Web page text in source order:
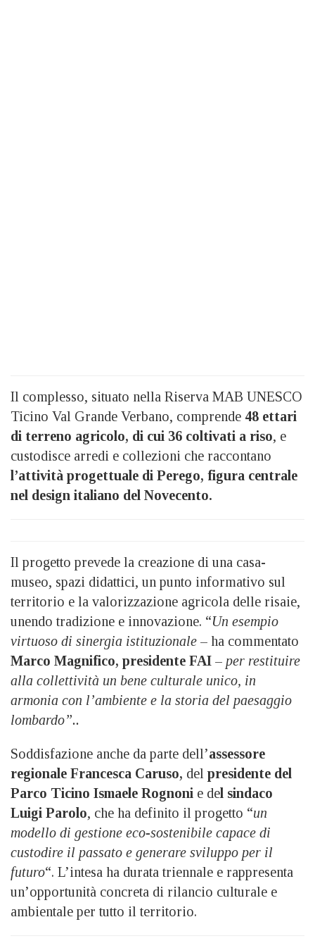
Il complesso, situato nella Riserva MAB UNESCO
Ticino Val Grande Verbano, comprende 48 ettari
di terreno agricolo, di cui 36 coltivati a riso, e
custodisce arredi e collezioni che raccontano
l’attività progettuale di Perego, figura centrale
nel design italiano del Novecento.
Il progetto prevede la creazione di una casa-
museo, spazi didattici, un punto informativo sul
territorio e la valorizzazione agricola delle risaie,
unendo tradizione e innovazione. “Un esempio
virtuoso di sinergia istituzionale – ha commentato
Marco Magnifico, presidente FAI – per restituire
alla collettività un bene culturale unico, in
armonia con l’ambiente e la storia del paesaggio
lombardo”..
Soddisfazione anche da parte dell’assessore
regionale Francesca Caruso, del presidente del
Parco Ticino Ismaele Rognoni e del sindaco
Luigi Parolo, che ha definito il progetto “un
modello di gestione eco-sostenibile capace di
custodire il passato e generare sviluppo per il
futuro“. L’intesa ha durata triennale e rappresenta
un’opportunità concreta di rilancio culturale e
ambientale per tutto il territorio.